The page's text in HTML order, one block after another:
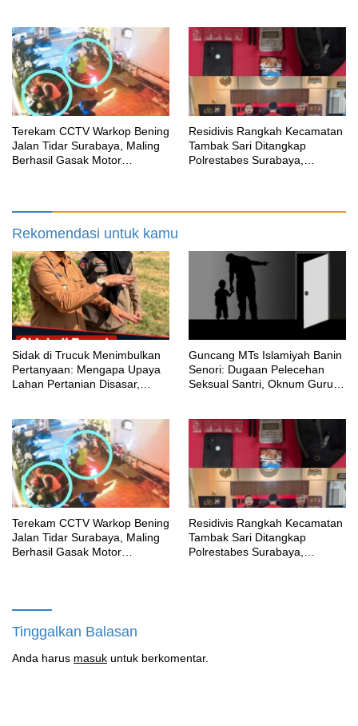
Terekam CCTV Warkop Bening
Jalan Tidar Surabaya, Maling
Berhasil Gasak Motor
Residivis Rangkah Kecamatan
Tambak Sari Ditangkap
Polrestabes Surabaya,
Rekomendasi untuk kamu
‎Sidak di Trucuk Menimbulkan
Pertanyaan: Mengapa Upaya
Lahan Pertanian Disasar,
Guncang MTs Islamiyah Banin
Senori: Dugaan Pelecehan
Seksual Santri, Oknum Guru
Terekam CCTV Warkop Bening
Jalan Tidar Surabaya, Maling
Berhasil Gasak Motor
Residivis Rangkah Kecamatan
Tambak Sari Ditangkap
Polrestabes Surabaya,
Tinggalkan Balasan
Anda harus masuk untuk berkomentar.